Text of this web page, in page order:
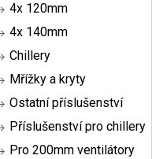
4x 120mm
4x 140mm
Chillery
Mřížky a kryty
Ostatní příslušenství
Příslušenství pro chillery
Pro 200mm ventilátory